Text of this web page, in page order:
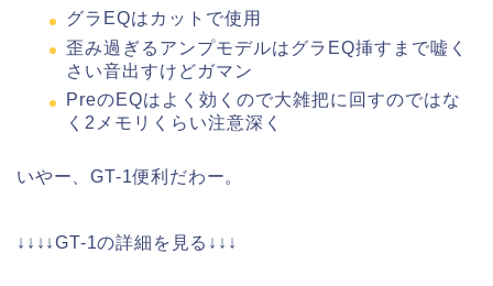
グラEQはカットで使用
歪み過ぎるアンプモデルはグラEQ挿すまで嘘く
さい音出すけどガマン
PreのEQはよく効くので大雑把に回すのではな
く2メモリくらい注意深く
いやー、GT-1便利だわー。
↓↓↓↓GT-1の詳細を見る↓↓↓